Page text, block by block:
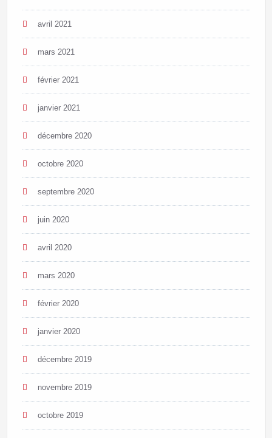
avril 2021
mars 2021
février 2021
janvier 2021
décembre 2020
octobre 2020
septembre 2020
juin 2020
avril 2020
mars 2020
février 2020
janvier 2020
décembre 2019
novembre 2019
octobre 2019